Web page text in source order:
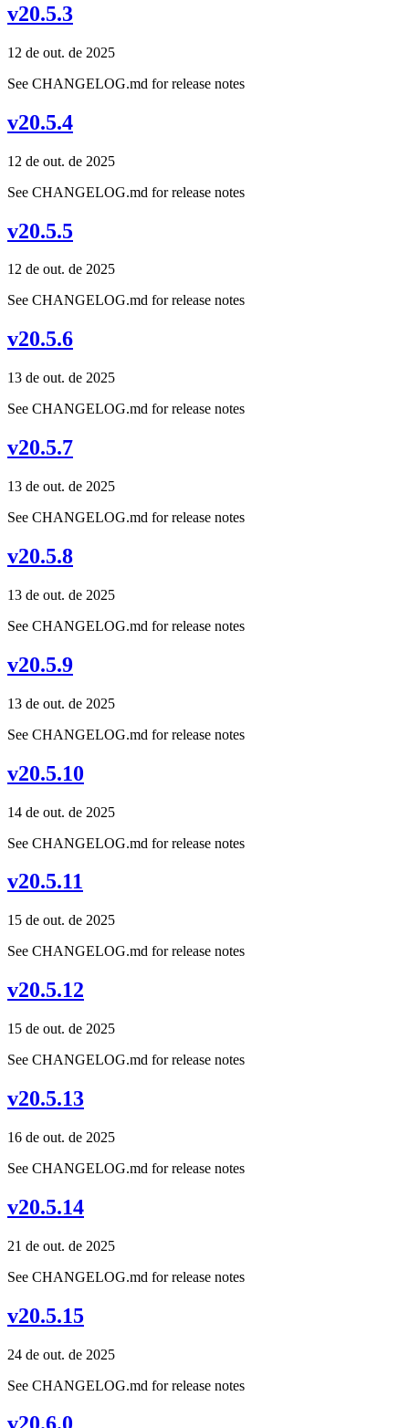
v20.5.3
12 de out. de 2025
See CHANGELOG.md for release notes
v20.5.4
12 de out. de 2025
See CHANGELOG.md for release notes
v20.5.5
12 de out. de 2025
See CHANGELOG.md for release notes
v20.5.6
13 de out. de 2025
See CHANGELOG.md for release notes
v20.5.7
13 de out. de 2025
See CHANGELOG.md for release notes
v20.5.8
13 de out. de 2025
See CHANGELOG.md for release notes
v20.5.9
13 de out. de 2025
See CHANGELOG.md for release notes
v20.5.10
14 de out. de 2025
See CHANGELOG.md for release notes
v20.5.11
15 de out. de 2025
See CHANGELOG.md for release notes
v20.5.12
15 de out. de 2025
See CHANGELOG.md for release notes
v20.5.13
16 de out. de 2025
See CHANGELOG.md for release notes
v20.5.14
21 de out. de 2025
See CHANGELOG.md for release notes
v20.5.15
24 de out. de 2025
See CHANGELOG.md for release notes